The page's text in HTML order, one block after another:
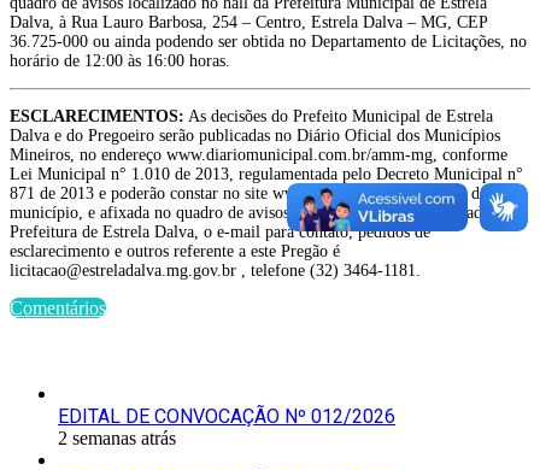
Dalva, à Rua Lauro Barbosa, 254 – Centro, Estrela Dalva – MG, CEP
36.725-000 ou ainda podendo ser obtida no Departamento de Licitações, no
horário de 12:00 às 16:00 horas.
ESCLARECIMENTOS: As decisões do Prefeito Municipal de Estrela
Dalva e do Pregoeiro serão publicadas no Diário Oficial dos Municípios
Mineiros, no endereço www.diariomunicipal.com.br/amm-mg, conforme
Lei Municipal n° 1.010 de 2013, regulamentada pelo Decreto Municipal n°
871 de 2013 e poderão constar no site www.estreladalva.mg.gov.br deste
município, e afixada no quadro de avisos localizado no hall de entrada da
Prefeitura de Estrela Dalva, o e-mail para contato, pedidos de
esclarecimento e outros referente a este Pregão é
licitacao@estreladalva.mg.gov.br , telefone (32) 3464-1181.
Comentários
EDITAL DE CONVOCAÇÃO Nº 012/2026
2 semanas atrás